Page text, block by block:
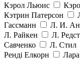
Кэрол Льюис
Кэтрин Патерсон
Гассманн
Л. И.
Л. Райкен
Л.
Савченко
Л. Стил
Ренді Елкорн